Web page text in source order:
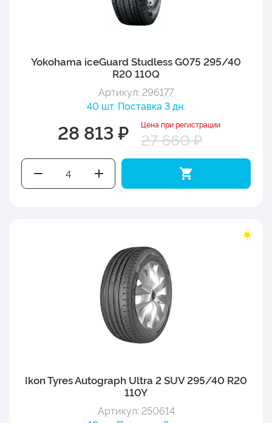
Yokohama iceGuard Studless G075 295/40
R20 110Q
Артикул: 296177
40 шт. Поставка 3 дн.
28 813 ₽ Цена при регистрации
27 660 ₽
Ikon Tyres Autograph Ultra 2 SUV 295/40 R20
110Y
Артикул: 250614